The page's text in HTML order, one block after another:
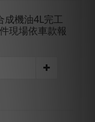
成機油4L完工
現場依車款報